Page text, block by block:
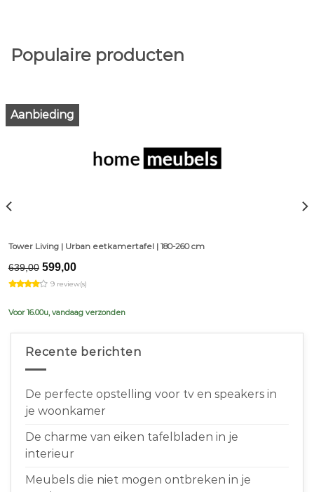
Populaire producten
Aanbieding
Tower Living | Urban eetkamertafel | 180-260 cm
639,00 Original
price
was:
599,00Current
is:
9 review(s)
Voor 16.00u, vandaag verzonden
Recente berichten
De perfecte opstelling voor tv en speakers in
je woonkamer
De charme van eiken tafelbladen in je
interieur
Meubels die niet mogen ontbreken in je